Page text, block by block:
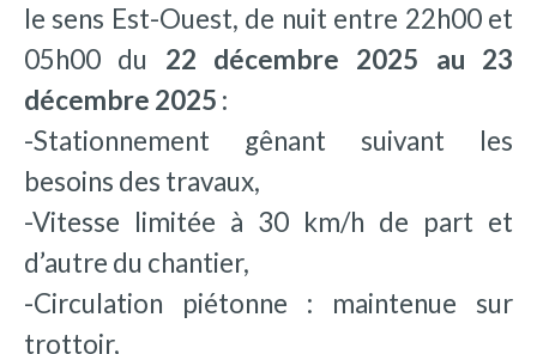
le sens Est-Ouest, de nuit entre 22h00 et
05h00 du 22 décembre 2025 au 23
décembre 2025 :
-Stationnement gênant suivant les
besoins des travaux,
-Vitesse limitée à 30 km/h de part et
d’autre du chantier,
-Circulation piétonne : maintenue sur
trottoir,